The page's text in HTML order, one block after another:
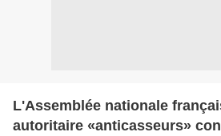
L'Assemblée nationale
autoritaire «anticasseurs»